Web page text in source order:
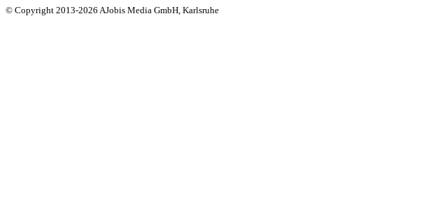
© Copyright 2013-2026 AJobis Media GmbH, Karlsruhe